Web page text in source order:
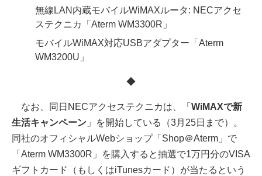
無線LAN内蔵モバイルWiMAXルータ: NECアクセ
ステクニカ「Aterm WM3300R」
モバイルWiMAX対応USBアダプター「Aterm
WM3200U」
◆
なお、同日NECアクセステクニカは、「 WiMAXで新
生活キャンペーン 」を開始している（3月25日まで）。
同社のオフィシャルWebショップ「Shop＠Aterm」で
「Aterm WM3300R」を購入すると抽選で1万円分のVISA
ギフトカード（もしくはiTunesカード）が当たるという